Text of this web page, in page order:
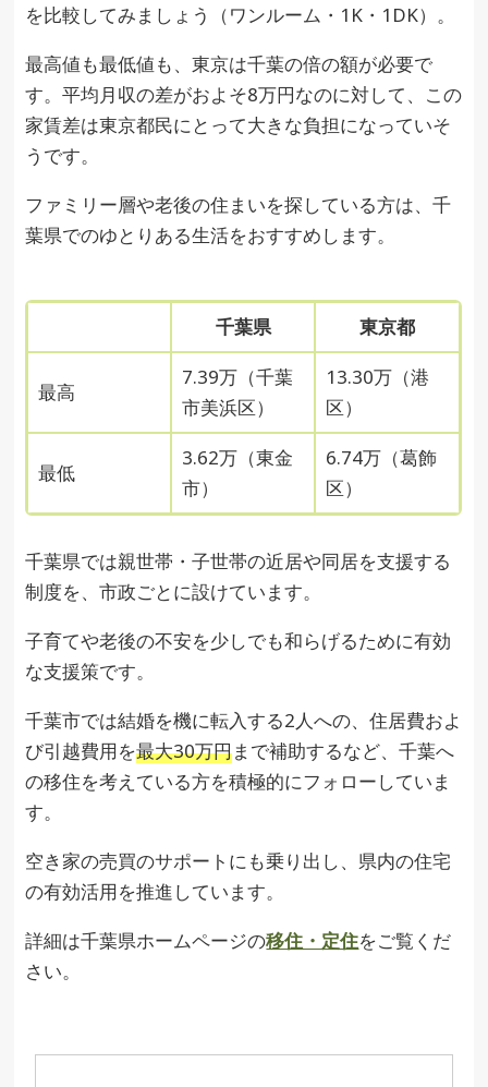
を比較してみましょう（ワンルーム・1K・1DK）。
最高値も最低値も、東京は千葉の倍の額が必要で
す。平均月収の差がおよそ8万円なのに対して、この
家賃差は東京都民にとって大きな負担になっていそ
うです。
ファミリー層や老後の住まいを探している方は、千
葉県でのゆとりある生活をおすすめします。
千葉県 東京都
最高
7.39万（千葉
市美浜区）
13.30万（港
区）
最低
3.62万（東金
市）
6.74万（葛飾
区）
千葉県では親世帯・子世帯の近居や同居を支援する
制度を、市政ごとに設けています。
子育てや老後の不安を少しでも和らげるために有効
な支援策です。
千葉市では結婚を機に転入する2人への、住居費およ
び引越費用を最大30万円まで補助するなど、千葉へ
の移住を考えている方を積極的にフォローしていま
す。
空き家の売買のサポートにも乗り出し、県内の住宅
の有効活用を推進しています。
詳細は千葉県ホームページの移住・定住をご覧くだ
さい。